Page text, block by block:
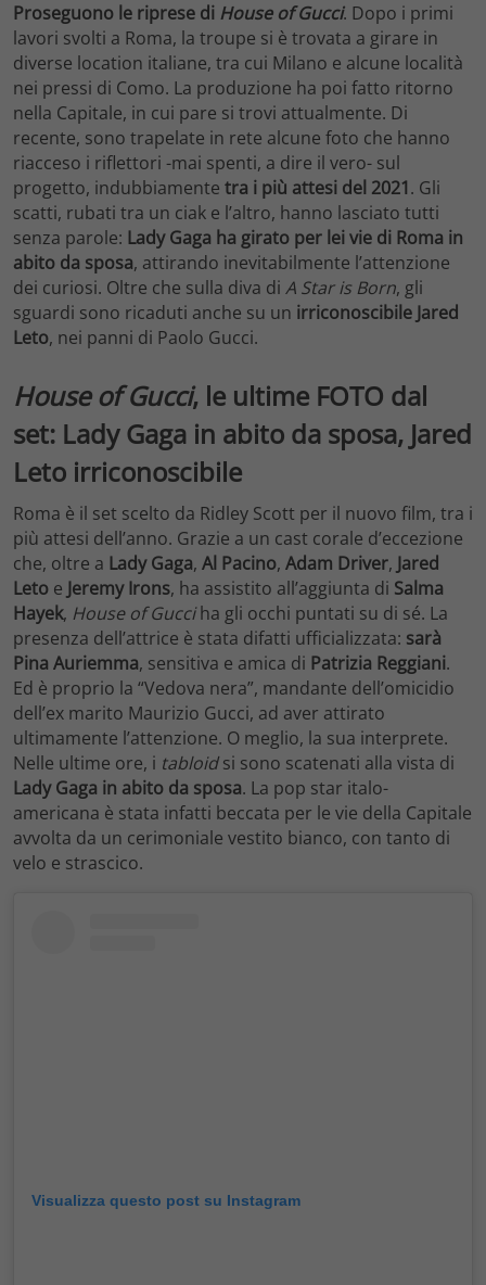
Proseguono le riprese di House of Gucci. Dopo i primi
lavori svolti a Roma, la troupe si è trovata a girare in
diverse location italiane, tra cui Milano e alcune località
nei pressi di Como. La produzione ha poi fatto ritorno
nella Capitale, in cui pare si trovi attualmente. Di
recente, sono trapelate in rete alcune foto che hanno
riacceso i riflettori -mai spenti, a dire il vero- sul
progetto, indubbiamente tra i più attesi del 2021. Gli
scatti, rubati tra un ciak e l’altro, hanno lasciato tutti
senza parole: Lady Gaga ha girato per lei vie di Roma in
abito da sposa, attirando inevitabilmente l’attenzione
dei curiosi. Oltre che sulla diva di A Star is Born, gli
sguardi sono ricaduti anche su un irriconoscibile Jared
Leto, nei panni di Paolo Gucci.
House of Gucci, le ultime FOTO dal
set: Lady Gaga in abito da sposa, Jared
Leto irriconoscibile
Roma è il set scelto da Ridley Scott per il nuovo film, tra i
più attesi dell’anno. Grazie a un cast corale d’eccezione
che, oltre a Lady Gaga, Al Pacino, Adam Driver, Jared
Leto e Jeremy Irons, ha assistito all’aggiunta di Salma
Hayek, House of Gucciha gli occhi puntati su di sé. La
presenza dell’attrice è stata difatti ufficializzata: sarà
Pina Auriemma, sensitiva e amica di Patrizia Reggiani.
Ed è proprio la “Vedova nera”, mandante dell’omicidio
dell’ex marito Maurizio Gucci, ad aver attirato
ultimamente l’attenzione. O meglio, la sua interprete.
Nelle ultime ore, i tabloidsi sono scatenati alla vista di
Lady Gaga in abito da sposa. La pop star italo-
americana è stata infatti beccata per le vie della Capitale
avvolta da un cerimoniale vestito bianco, con tanto di
velo e strascico.
Visualizza questo post su Instagram